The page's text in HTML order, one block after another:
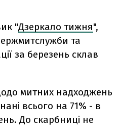
"Дзеркало тижня",
та
за березень склав
митних надходжень
всього на 71% - в
До скарбниці не